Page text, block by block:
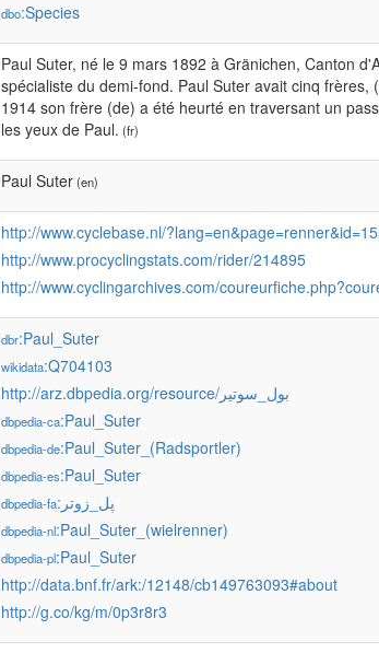
dbo:Species
Paul Suter, né le 9 mars 1892 à Gränichen, Canton
spécialiste du demi-fond. Paul Suter avait cinq
1914 son frère (de) a été heurté en traversant un
les yeux de Paul. (fr)
Paul Suter(en)
http://www.cyclebase.nl/
http://www.procyclingstats.com/rider/214895
http://www.cyclingarchives.com/
dbr:Paul_Suter
wikidata:Q704103
http://arz.dbpedia.org/resource/بول_سوتير
dbpedia-ca:Paul_Suter
dbpedia-de:Paul_Suter_(Radsportler)
dbpedia-es:Paul_Suter
dbpedia-fa :پل_زوتر
dbpedia-nl:Paul_Suter_(wielrenner)
dbpedia-pl:Paul_Suter
http://data.bnf.fr/ark:/12148/cb149763093#about
http://g.co/kg/m/0p3r8r3